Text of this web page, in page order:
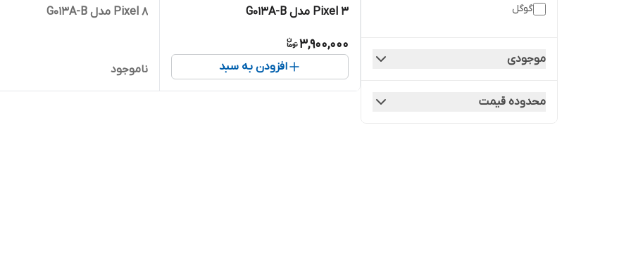
گوگل
موجودی
محدوده قیمت
Pixel 3 مدل G013A-B
3,900,000
افزودن به سبد
Pixel 8 مدل G013A-B
ناموجود